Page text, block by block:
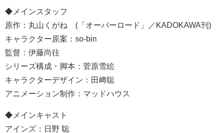
◆メインスタッフ
原作：丸山くがね (「オーバーロード」／KADOKAWA刊)
キャラクター原案：so-bin
監督：伊藤尚往
シリーズ構成・脚本：菅原雪絵
キャラクターデザイン：田﨑聡
アニメーション制作：マッドハウス
◆メインキャスト
アインズ：日野 聡